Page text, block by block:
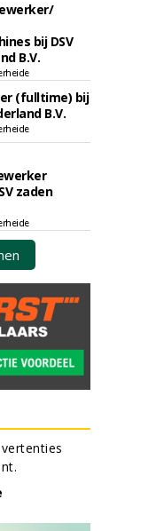
bij DSV
B.V.
(fulltime) bij
B.V.
zaden